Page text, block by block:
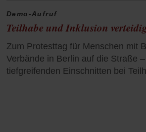
Demo-Aufruf
Teilhabe und Inklusion
Zum Protesttag für Menschen mit
Verbände in Berlin auf die Straße
tiefgreifenden Einschnitten bei